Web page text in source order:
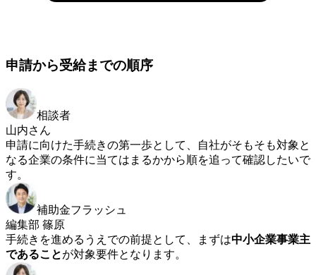
申請から受給までの順序
相談者
山内さん
申請に向けた手続きの第一歩として、自社がそもそも対象と
なる企業の条件に当てはまるかから順を追って確認したいで
す。
補助金フラッシュ
編集部 篠原
手続きを進めるうえでの前提として、まずは中小企業事業主
であることが対象要件となります。